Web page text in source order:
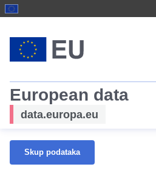
European data
data.europa.eu
Skup podataka